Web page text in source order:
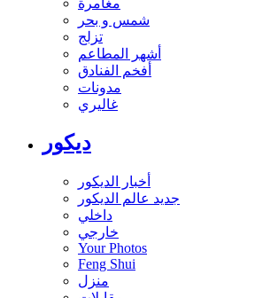
مغامرة
شمس و بحر
تزلج
أشهر المطاعم
أفخم الفنادق
مدونات
غاليري
ديكور
أخبار الديكور
جديد عالم الديكور
داخلي
خارجي
Your Photos
Feng Shui
منزل